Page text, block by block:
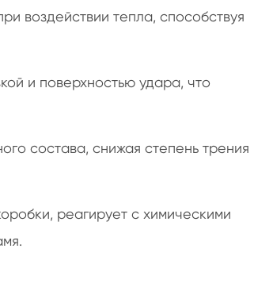
воздействии тепла, способствуя
и поверхностью удара, что
состава, снижая степень трения
реагирует с химическими